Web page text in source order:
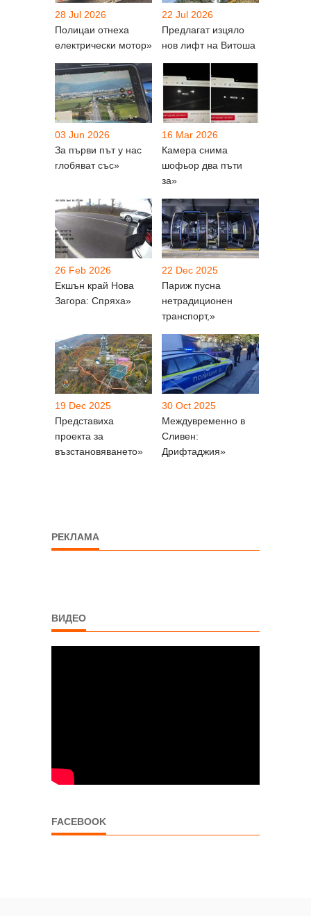
28 Jul 2026
Полицаи отнеха
електрически мотор»
22 Jul 2026
Предлагат изцяло
нов лифт на Витоша
03 Jun 2026
За първи път у нас
глобяват със»
16 Mar 2026
Камера снима
шофьор два пъти
за»
26 Feb 2026
Екшън край Нова
Загора: Спряха»
22 Dec 2025
Париж пусна
нетрадиционен
транспорт,»
19 Dec 2025
Представиха
проекта за
възстановяването»
30 Oct 2025
Междувременно в
Сливен:
Дрифтаджия»
РЕКЛАМА
ВИДЕО
FACEBOOK